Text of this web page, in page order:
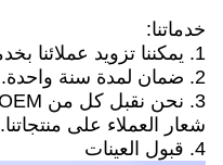
خدماتنا:
1. يمكننا تزويد عملائنا بخدمة الشباك الواحد
2. ضمان لمدة سنة واحدة.
شعار العملاء على منتجاتنا.
4. قبول العينات